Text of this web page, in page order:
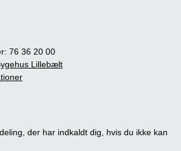
76 36 20 00
Lillebælt
der har indkaldt dig, hvis du ikke kan